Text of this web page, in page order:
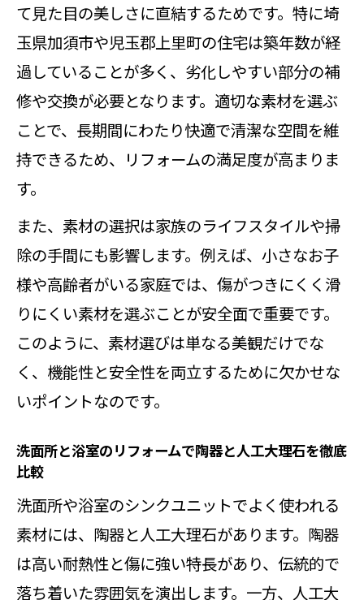
て見た目の美しさに直結するためです。特に埼
玉県加須市や児玉郡上里町の住宅は築年数が経
過していることが多く、劣化しやすい部分の補
修や交換が必要となります。適切な素材を選ぶ
ことで、長期間にわたり快適で清潔な空間を維
持できるため、リフォームの満足度が高まりま
す。
また、素材の選択は家族のライフスタイルや掃
除の手間にも影響します。例えば、小さなお子
様や高齢者がいる家庭では、傷がつきにくく滑
りにくい素材を選ぶことが安全面で重要です。
このように、素材選びは単なる美観だけでな
く、機能性と安全性を両立するために欠かせな
いポイントなのです。
洗面所と浴室のリフォームで陶器と人工大理石を徹底
比較
洗面所や浴室のシンクユニットでよく使われる
素材には、陶器と人工大理石があります。陶器
は高い耐熱性と傷に強い特長があり、伝統的で
落ち着いた雰囲気を演出します。一方、人工大